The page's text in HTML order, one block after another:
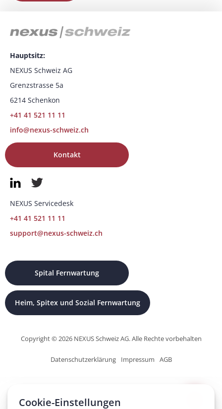
Hauptsitz:
NEXUS Schweiz AG
Grenzstrasse 5a
6214 Schenkon
+41 41 521 11 11
info@nexus-schweiz.ch
Kontakt
NEXUS Servicedesk
+41 41 521 11 11
support@nexus-schweiz.ch
Spital Fernwartung
Heim, Spitex und Sozial Fernwartung
Copyright © 2026 NEXUS Schweiz AG. Alle Rechte vorbehalten
Datenschutzerklärung Impressum AGB
Cookie-Einstellungen